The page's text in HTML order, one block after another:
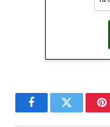
FacebookTwitter